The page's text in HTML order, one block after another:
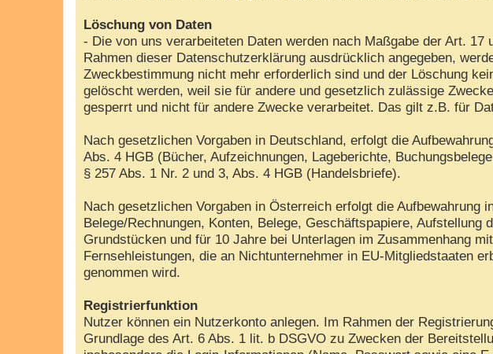
Löschung von Daten
- Die von uns verarbeiteten Daten werden nach Maßgabe der Art.
Rahmen dieser Datenschutzerklärung ausdrücklich angegeben,
Zweckbestimmung nicht mehr erforderlich sind und der Löschung
gelöscht werden, weil sie für andere und gesetzlich zulässige
gesperrt und nicht für andere Zwecke verarbeitet. Das gilt z.B. für
Nach gesetzlichen Vorgaben in Deutschland, erfolgt die
Abs. 4 HGB (Bücher, Aufzeichnungen, Lageberichte,
§ 257 Abs. 1 Nr. 2 und 3, Abs. 4 HGB (Handelsbriefe).
Nach gesetzlichen Vorgaben in Österreich erfolgt die
Belege/Rechnungen, Konten, Belege, Geschäftspapiere,
Grundstücken und für 10 Jahre bei Unterlagen im Zusammenhang
Fernsehleistungen, die an Nichtunternehmer in EU-Mitgliedstaaten
genommen wird.
Registrierfunktion
Nutzer können ein Nutzerkonto anlegen. Im Rahmen der
Grundlage des Art. 6 Abs. 1 lit. b DSGVO zu Zwecken der